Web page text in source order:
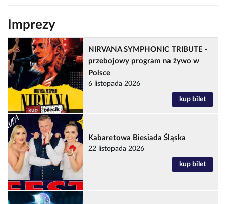
Imprezy
NIRVANA SYMPHONIC TRIBUTE -
przebojowy program na żywo w
Polsce
6 listopada 2026
kup bilet
Kabaretowa Biesiada Śląska
22 listopada 2026
kup bilet